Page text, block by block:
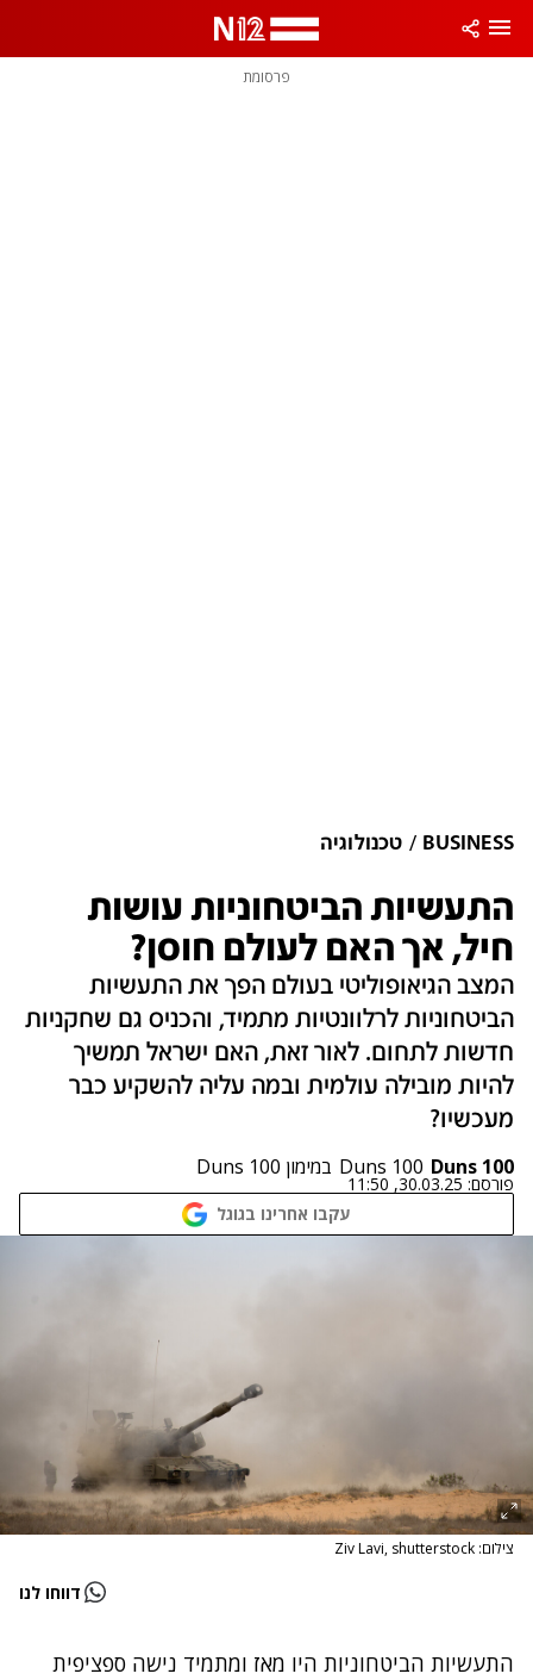
פרסומת
BUSINESS טכנולוגיה
התעשיות הביטחוניות עושות
חיל, אך האם לעולם חוסן?
המצב הגיאופוליטי בעולם הפך את התעשיות
הביטחוניות לרלוונטיות מתמיד, והכניס גם שחקניות
חדשות לתחום. לאור זאת, האם ישראל תמשיך
להיות מובילה עולמית ובמה עליה להשקיע כבר
מעכשיו?
Duns 100
Duns 100 במימון Duns 100
פורסם: 30.03.25, 11:50
עקבו אחרינו בגוגל
צילום: Ziv Lavi, shutterstock
דווחו לנו
התעשיות הביטחוניות היו מאז ומתמיד נישה ספציפית